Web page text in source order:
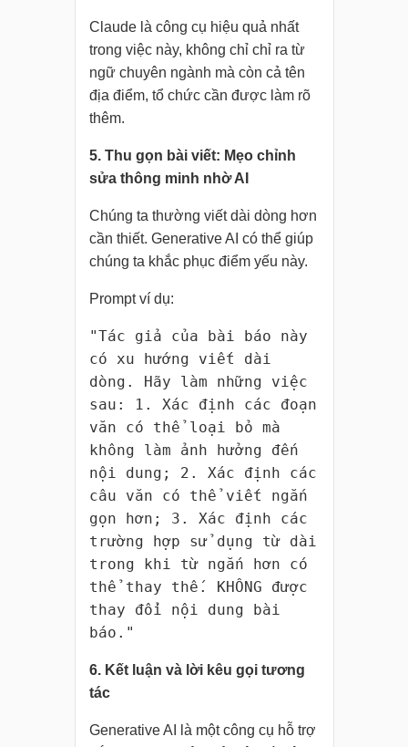
Claude là công cụ hiệu quả nhất
trong việc này, không chỉ chỉ ra từ
ngữ chuyên ngành mà còn cả tên
địa điểm, tổ chức cần được làm rõ
thêm.
5. Thu gọn bài viết: Mẹo chỉnh
sửa thông minh nhờ AI
Chúng ta thường viết dài dòng hơn
cần thiết. Generative AI có thể giúp
chúng ta khắc phục điểm yếu này.
Prompt ví dụ:
"Tác giả của bài báo này
có xu hướng viết dài
dòng. Hãy làm những việc
sau: 1. Xác định các đoạn
văn có thể loại bỏ mà
không làm ảnh hưởng đến
nội dung; 2. Xác định các
câu văn có thể viết ngắn
gọn hơn; 3. Xác định các
trường hợp sử dụng từ dài
trong khi từ ngắn hơn có
thể thay thế. KHÔNG được
thay đổi nội dung bài
báo."
6. Kết luận và lời kêu gọi tương
tác
Generative AI là một công cụ hỗ trợ